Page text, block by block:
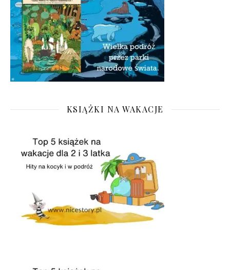
KSIĄŻKI NA WAKACJE